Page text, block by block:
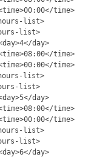
time>
list>
list>
day>
time>
time>
list>
list>
day>
time>
time>
list>
list>
day>